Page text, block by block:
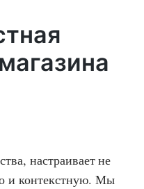
настраивает не
и контекстную. Мы